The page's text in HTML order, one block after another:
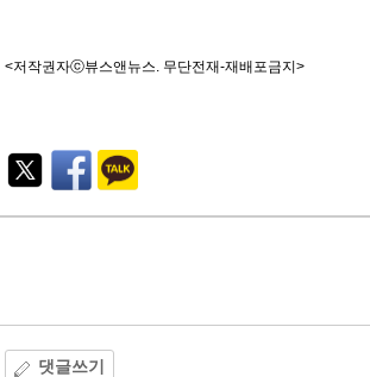
<저작권자ⓒ뷰스앤뉴스. 무단전재-재배포금지>
능
외
댓글쓰기